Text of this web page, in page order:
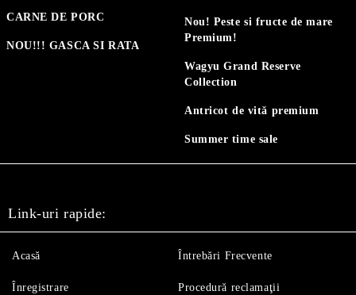
CARNE DE PORC
NOU!!! GASCA SI RATA
Nou! Peste si fructe de mare
Premium!
Wagyu Grand Reserve
Collection
Antricot de vită premium
Summer time sale
Link-uri rapide:
Acasă
Înregistrare
Întrebări Frecvente
Procedură reclamaţii